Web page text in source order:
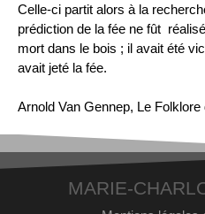
Celle-ci partit alors à la
prédiction de la fée ne fût
mort dans le bois ; il avait été
avait jeté la fée.
Arnold Van Gennep, Le
MARIE-